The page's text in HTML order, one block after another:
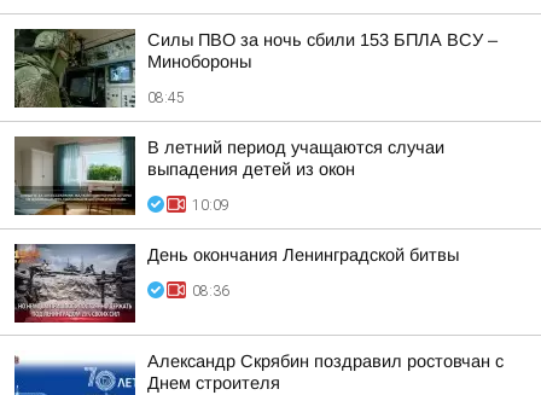
Силы ПВО за ночь сбили 153 БПЛА ВСУ –
Минобороны
08:45
В летний период учащаются случаи
выпадения детей из окон
10:09
День окончания Ленинградской битвы
08:36
Александр Скрябин поздравил ростовчан с
Днем строителя